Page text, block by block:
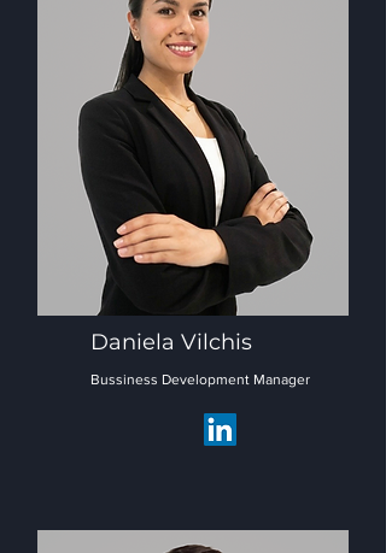
Daniela Vilchis
Bussiness Development Manager